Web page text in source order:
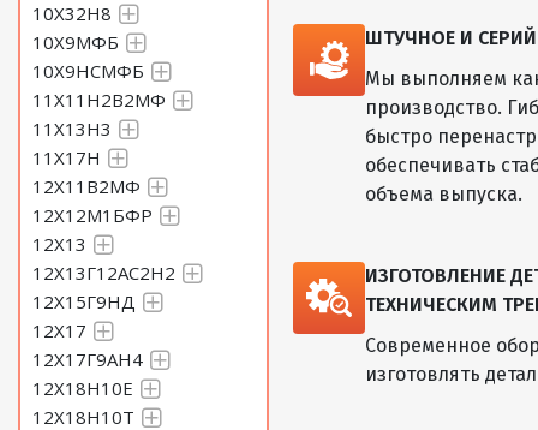
10Х32Н8
10Х9МФБ
10Х9НСМФБ
11Х11Н2В2МФ
11Х13Н3
11Х17Н
12Х11В2МФ
12Х12М1БФР
12Х13
12Х13Г12АС2Н2
12Х15Г9НД
12Х17
12Х17Г9АН4
12Х18Н10Е
12Х18Н10Т
ШТУЧНОЕ И
Мы выполняем
производство.
быстро
обеспечивать
объема выпуска.
ИЗГОТОВЛЕНИЕ
ТЕХНИЧЕСКИМ
Современное
изготовлять